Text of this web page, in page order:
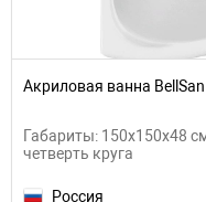
Акриловая ванна
Габариты: 150x150x48
четверть круга
Россия